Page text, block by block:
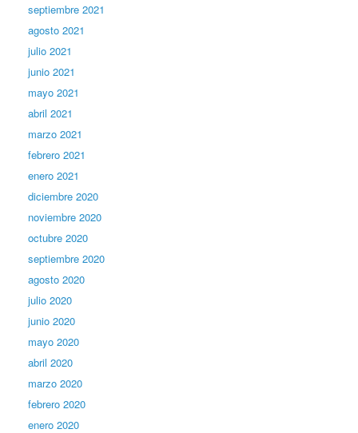
septiembre 2021
agosto 2021
julio 2021
junio 2021
mayo 2021
abril 2021
marzo 2021
febrero 2021
enero 2021
diciembre 2020
noviembre 2020
octubre 2020
septiembre 2020
agosto 2020
julio 2020
junio 2020
mayo 2020
abril 2020
marzo 2020
febrero 2020
enero 2020